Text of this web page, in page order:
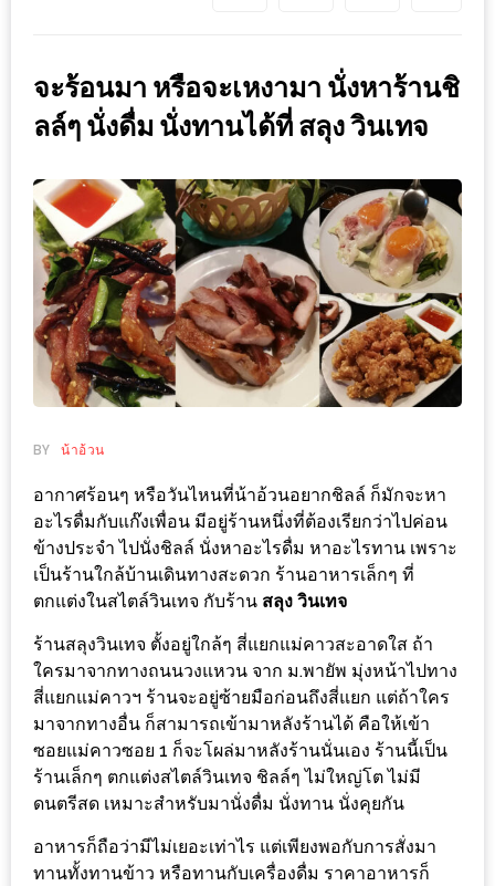
ก็ได้
…
เดียว
ที่
ครบ
ครั้ง
ช้อป
ชิ
ลล์
ชิม
MARKET
FESTIVAL
10
พ่อ
แซ่บ
แม่ค้า
สวย
ร้าน
รวย
เสน่ห์
จะร้อนมา หรือจะเหงามา นั่งหาร้านชิ
ลล์ๆ นั่งดื่ม นั่งทานได้ที่ สลุง วินเทจ
BY น้าอ้วน
อากาศร้อนๆ หรือวันไหนที่น้าอ้วนอยากชิลล์ ก็มักจะหา
อะไรดื่มกับแก๊งเพื่อน มีอยู่ร้านหนึ่งที่ต้องเรียกว่าไปค่อน
ข้างประจำ ไปนั่งชิลล์ นั่งหาอะไรดื่ม หาอะไรทาน เพราะ
เป็นร้านใกล้บ้านเดินทางสะดวก ร้านอาหารเล็กๆ ที่
ตกแต่งในสไตล์วินเทจ กับร้าน สลุง วินเทจ
ร้านสลุงวินเทจ ตั้งอยู่ใกล้ๆ สี่แยกแม่คาวสะอาดใส ถ้า
ใครมาจากทางถนนวงแหวน จาก ม.พายัพ มุ่งหน้าไปทาง
สี่แยกแม่คาวฯ ร้านจะอยู่ซ้ายมือก่อนถึงสี่แยก แต่ถ้าใคร
มาจากทางอื่น ก็สามารถเข้ามาหลังร้านได้ คือให้เข้า
ซอยแม่คาวซอย 1 ก็จะโผล่มาหลังร้านนั่นเอง ร้านนี้เป็น
ร้านเล็กๆ ตกแต่งสไตล์วินเทจ ชิลล์ๆ ไม่ใหญ่โต ไม่มี
ดนตรีสด เหมาะสำหรับมานั่งดื่ม นั่งทาน นั่งคุยกัน
อาหารก็ถือว่ามีไม่เยอะเท่าไร แต่เพียงพอกับการสั่งมา
ทานทั้งทานข้าว หรือทานกับเครื่องดื่ม ราคาอาหารก็